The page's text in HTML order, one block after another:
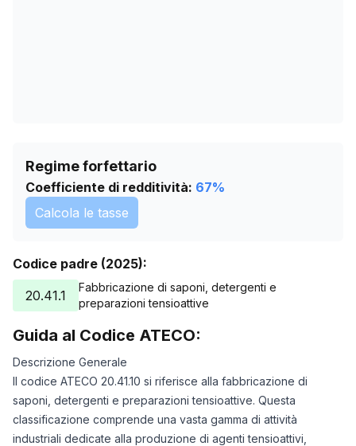
Regime forfettario
Coefficiente di redditività: 67%
Calcola le tasse
Codice padre (2025):
20.41.1
Fabbricazione di saponi, detergenti e
preparazioni tensioattive
Guida al Codice ATECO:
Descrizione Generale
Il codice ATECO 20.41.10 si riferisce alla fabbricazione di
saponi, detergenti e preparazioni tensioattive. Questa
classificazione comprende una vasta gamma di attività
industriali dedicate alla produzione di agenti tensioattivi,